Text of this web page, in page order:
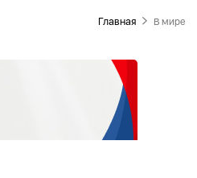
Главная В мире